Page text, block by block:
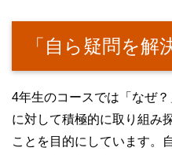
「自ら疑問を解
4年生のコースでは「なぜ
に対して積極的に取り組み
ことを目的にしています。